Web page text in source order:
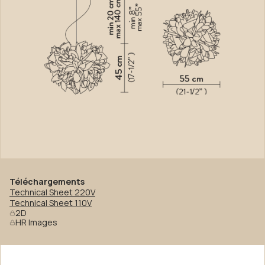
Téléchargements
Technical Sheet 220V
Technical Sheet 110V
2D
HR Images